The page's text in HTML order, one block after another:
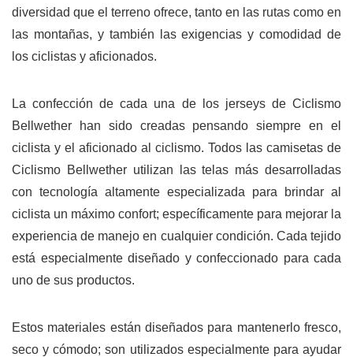
diversidad que el terreno ofrece, tanto en las rutas como en
las montañas, y también las exigencias y comodidad de
los ciclistas y aficionados.
La confección de cada una de los jerseys de Ciclismo
Bellwether han sido creadas pensando siempre en el
ciclista y el aficionado al ciclismo. Todos las camisetas de
Ciclismo Bellwether utilizan las telas más desarrolladas
con tecnología altamente especializada para brindar al
ciclista un máximo confort; específicamente para mejorar la
experiencia de manejo en cualquier condición. Cada tejido
está especialmente diseñado y confeccionado para cada
uno de sus productos.
Estos materiales están diseñados para mantenerlo fresco,
seco y cómodo; son utilizados especialmente para ayudar